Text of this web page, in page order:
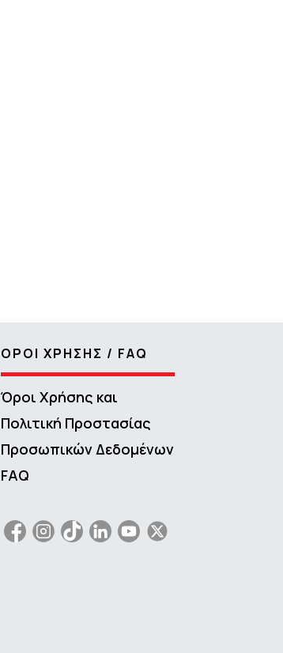
ΟΡΟΙ ΧΡΗΣΗΣ / FAQ
Όροι Χρήσης και
Πολιτική Προστασίας
Προσωπικών Δεδομένων
FAQ